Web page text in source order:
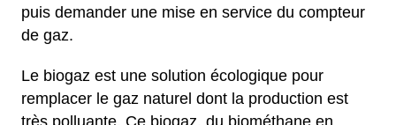
puis demander une mise en service du compteur
de gaz.
Le biogaz est une solution écologique pour
remplacer le gaz naturel dont la production est